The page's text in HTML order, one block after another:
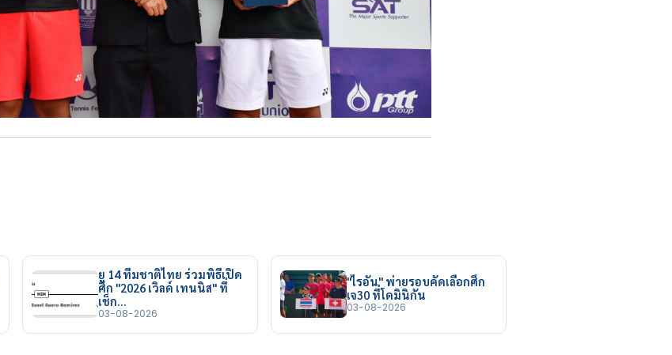
ยู 14 ทีมชาติไทย ร่วมพิธีเปิด
ศึก "2026 เวิลด์ เทนนิส" ที่
เช็ก…
03-08-2026
"ไรอัน" พ่ายรอบคัดเลือกศึก
เจ30 ที่โดมินิกัน
03-08-2026